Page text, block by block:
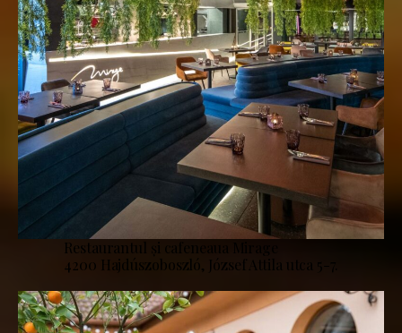
Restaurantul și cafeneaua Mirage
4200 Hajdúszoboszló, József Attila utca 5-7.